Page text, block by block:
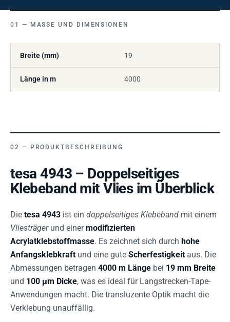
MASSE UND DIMENSIONEN
Breite (mm) 19
Länge in m 4000
PRODUKTBESCHREIBUNG
tesa 4943 – Doppelseitiges
Klebeband mit Vlies im Überblick
Die tesa 4943 ist ein doppelseitiges Klebeband mit einem
Vliesträgerund einermodifizierten
Acrylatklebstoffmasse. Es zeichnet sich durch hohe
Anfangsklebkraft und eine gute Scherfestigkeit aus. Die
Abmessungen betragen 4000 m Länge bei 19 mm Breite
und 100 µm Dicke, was es ideal für Langstrecken-Tape-
Anwendungen macht. Die transluzente Optik macht die
Verklebung unauffällig.